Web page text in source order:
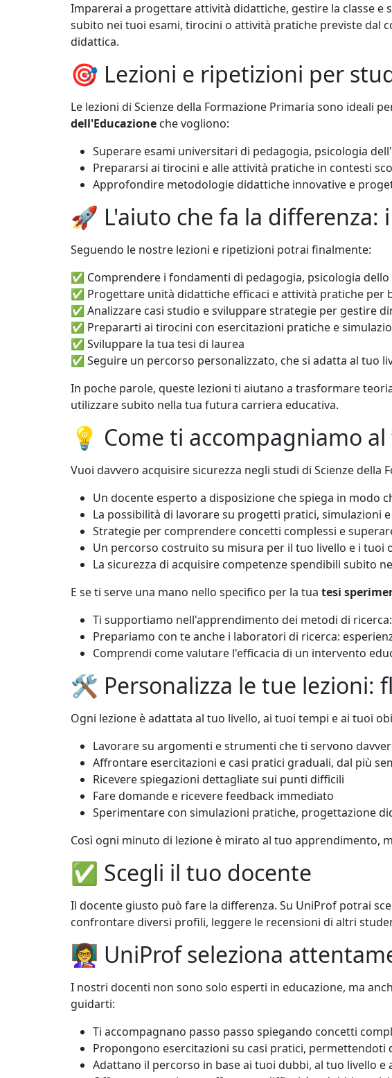
Imparerai a progettare attività didattiche, gestire la classe
subito nei tuoi esami, tirocini o attività pratiche previste dal
didattica.
🎯 Lezioni e ripetizioni per
Le lezioni di Scienze della Formazione Primaria sono ideali
dell'Educazione che vogliono:
Superare esami universitari di pedagogia, psicologia
Prepararsi ai tirocini e alle attività pratiche in contesti
Approfondire metodologie didattiche innovative e
🚀 L'aiuto che fa la differenza:
Seguendo le nostre lezioni e ripetizioni potrai finalmente:
✅ Comprendere i fondamenti di pedagogia, psicologia
✅ Progettare unità didattiche efficaci e attività pratiche per
✅ Analizzare casi studio e sviluppare strategie per gestire
✅ Prepararti ai tirocini con esercitazioni pratiche e
✅ Sviluppare la tua tesi di laurea
✅ Seguire un percorso personalizzato, che si adatta al tuo
In poche parole, queste lezioni ti aiutano a trasformare
utilizzare subito nella tua futura carriera educativa.
💡 Come ti accompagniamo
Vuoi davvero acquisire sicurezza negli studi di Scienze
Un docente esperto a disposizione che spiega in modo
La possibilità di lavorare su progetti pratici, simulazioni
Strategie per comprendere concetti complessi e
Un percorso costruito su misura per il tuo livello e i tuoi
La sicurezza di acquisire competenze spendibili subito
E se ti serve una mano nello specifico per la tua tesi
Ti supportiamo nell'apprendimento dei metodi di
Prepariamo con te anche i laboratori di ricerca:
Comprendi come valutare l'efficacia di un intervento
🛠 Personalizza le tue lezioni:
Ogni lezione è adattata al tuo livello, ai tuoi tempi e ai tuoi
Lavorare su argomenti e strumenti che ti servono
Affrontare esercitazioni e casi pratici graduali, dal più
Ricevere spiegazioni dettagliate sui punti difficili
Fare domande e ricevere feedback immediato
Sperimentare con simulazioni pratiche, progettazione
Così ogni minuto di lezione è mirato al tuo apprendimento,
✅ Scegli il tuo docente
Il docente giusto può fare la differenza. Su UniProf potrai
confrontare diversi profili, leggere le recensioni di altri
👩‍🏫 UniProf seleziona
I nostri docenti non sono solo esperti in educazione, ma
guidarti:
Ti accompagnano passo passo spiegando concetti
Propongono esercitazioni su casi pratici, permettendoti
Adattano il percorso in base ai tuoi dubbi, al tuo livello e